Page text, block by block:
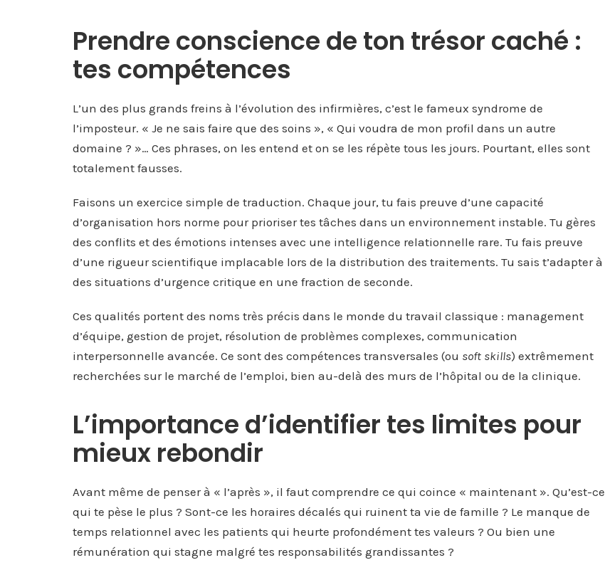
Prendre conscience de ton trésor caché :
tes compétences
L’un des plus grands freins à l’évolution des infirmières, c’est le fameux syndrome de
l’imposteur. « Je ne sais faire que des soins », « Qui voudra de mon profil dans un autre
domaine ? »… Ces phrases, on les entend et on se les répète tous les jours. Pourtant, elles sont
totalement fausses.
Faisons un exercice simple de traduction. Chaque jour, tu fais preuve d’une capacité
d’organisation hors norme pour prioriser tes tâches dans un environnement instable. Tu gères
des conflits et des émotions intenses avec une intelligence relationnelle rare. Tu fais preuve
d’une rigueur scientifique implacable lors de la distribution des traitements. Tu sais t’adapter à
des situations d’urgence critique en une fraction de seconde.
Ces qualités portent des noms très précis dans le monde du travail classique : management
d’équipe, gestion de projet, résolution de problèmes complexes, communication
interpersonnelle avancée. Ce sont des compétences transversales (ou soft skills) extrêmement
recherchées sur le marché de l’emploi, bien au-delà des murs de l’hôpital ou de la clinique.
L’importance d’identifier tes limites pour
mieux rebondir
Avant même de penser à « l’après », il faut comprendre ce qui coince « maintenant ». Qu’est-ce
qui te pèse le plus ? Sont-ce les horaires décalés qui ruinent ta vie de famille ? Le manque de
temps relationnel avec les patients qui heurte profondément tes valeurs ? Ou bien une
rémunération qui stagne malgré tes responsabilités grandissantes ?